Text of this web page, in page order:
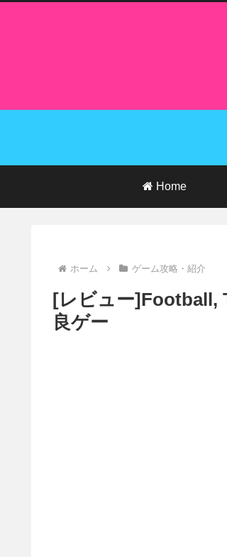
Home
ホーム ゲーム攻略・紹介
[レビュー]Football,
良ゲー